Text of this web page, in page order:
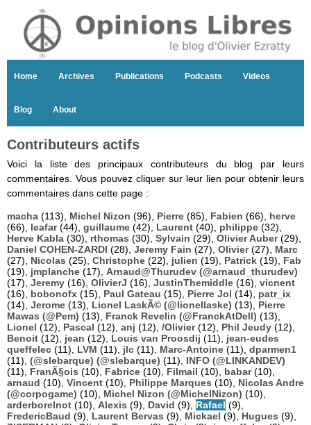
Home Archives Publications Podcasts Videos
Blog About
Contributeurs actifs
Voici la liste des principaux contributeurs du blog par leurs
commentaires. Vous pouvez cliquer sur leur lien pour obtenir leurs
commentaires dans cette page :
macha (113), Michel Nizon (96), Pierre (85), Fabien (66), herve
(66), leafar(44), guillaume (42), Laurent (40), philippe (32),
Herve Kabla (30), rthomas (30), Sylvain (29), Olivier Auber(29),
Daniel COHEN-ZARDI (28), Jeremy Fain (27), Olivier(27), Marc
(27), Nicolas (25), Christophe (22), julien (19), Patrick (19), Fab
(19), jmplanche (17), Arnaud@Thurudev (@arnaud_thurudev)
(17), Jeremy (16), OlivierJ (16), JustinThemiddle (16), vicnent
(16), bobonofx (15), Paul Gateau (15), Pierre Jol (14), patr_ix
(14), Jerome (13), Lionel LaskÃ© (@lionellaske) (13), Pierre
Mawas (@Pem) (13), Franck Revelin (@FranckAtDell) (13),
Lionel (12), Pascal (12), anj (12), /Olivier(12), Phil Jeudy (12),
Benoit (12), jean (12), Louis van Proosdij (11), jean-eudes
queffelec (11), LVM (11), jlc (11), Marc-Antoine (11), dparmen1
(11), (@slebarque) (@slebarque) (11), INFO (@LINKANDEV)
(11), FranÃ§ois (10), Fabrice (10), Filmail (10), babar(10),
arnaud (10), Vincent (10), Philippe Marques (10), Nicolas Andre
(@corpogame) (10), Michel Nizon (@MichelNizon) (10),
arderborelnot (10), Alexis (9), David (9), Rafael (9),
FredericBaud (9), Laurent Bervas (9), Mickael (9), Hugues (9),